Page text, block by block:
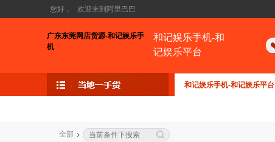
您好， 欢迎来到阿里巴巴
广东东莞网店货源-和记娱乐手
机
和记娱乐手机-和
记娱乐平台
和记娱乐手机-和记娱乐平台
全部